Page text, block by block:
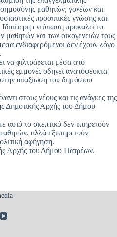
μαθητών, γονέων και
προοπτικές γνώσης και
εντύπωση προκαλεί το
μαθητών και των οικογενειών τους
ενδιαφερόμενοι δεν έχουν λόγο
να φιλτράρεται μέσα από
εμμονές οδηγεί αναπόφευκτα
απαξίωση του δημόσιου
στους νέους και τις ανάγκες της
Δημοτικής Αρχής του Δήμου
αυτό το σκεπτικό δεν υπηρετούν
αλλά εξυπηρετούν
αφήγηση.
Αρχής του Δήμου Πατρέων.